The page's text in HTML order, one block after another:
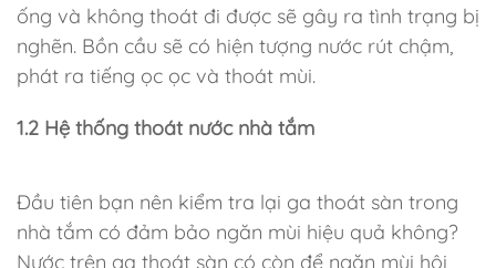
ống và không thoát đi được sẽ gây ra tình trạng bị
nghẽn. Bồn cầu sẽ có hiện tượng nước rút chậm,
phát ra tiếng ọc ọc và thoát mùi.
1.2 Hệ thống thoát nước nhà tắm
Đầu tiên bạn nên kiểm tra lại ga thoát sàn trong
nhà tắm có đảm bảo ngăn mùi hiệu quả không?
Nước trên ga thoát sàn có còn để ngăn mùi hôi